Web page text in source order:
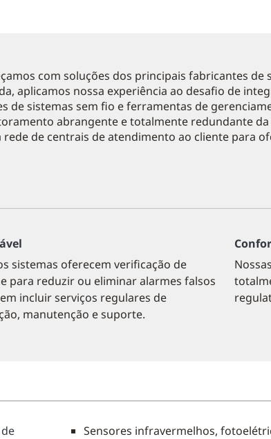
com soluções dos principais fabricantes
aplicamos nossa experiência ao desafio de
de sistemas sem fio e ferramentas de
abrangente e totalmente redundante
rede de centrais de atendimento ao cliente para
sistemas oferecem verificação de
para reduzir ou eliminar alarmes falsos
incluir serviços regulares de
manutenção e suporte.
Sensores infravermelhos,